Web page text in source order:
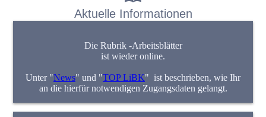
Aktuelle Informationen
Die Rubrik -Arbeitsblätter
ist wieder online.
Unter "News" und "TOP LiBK" ist beschrieben, wie Ihr
an die hierfür notwendigen Zugangsdaten gelangt.